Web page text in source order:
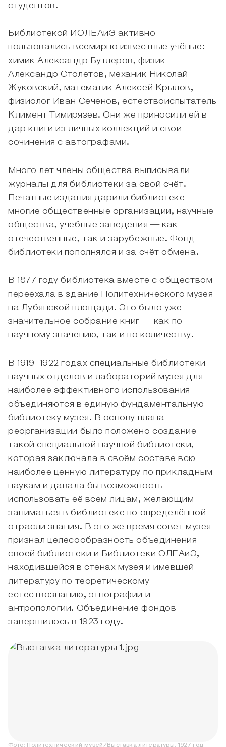
студентов.
Библиотекой ИОЛЕАиЭ активно
пользовались всемирно известные учёные:
химик Александр Бутлеров, физик
Александр Столетов, механик Николай
Жуковский, математик Алексей Крылов,
физиолог Иван Сеченов, естествоиспытатель
Климент Тимирязев. Они же приносили ей в
дар книги из личных коллекций и свои
сочинения с автографами.
Много лет члены общества выписывали
журналы для библиотеки за свой счёт.
Печатные издания дарили библиотеке
многие общественные организации, научные
общества, учебные заведения — как
отечественные, так и зарубежные. Фонд
библиотеки пополнялся и за счёт обмена.
В 1877 году библиотека вместе с обществом
переехала в здание Политехнического музея
на Лубянской площади. Это было уже
значительное собрание книг — как по
научному значению, так и по количеству.
В 1919–1922 годах специальные библиотеки
научных отделов и лабораторий музея для
наиболее эффективного использования
объединяются в единую фундаментальную
библиотеку музея. В основу плана
реорганизации было положено создание
такой специальной научной библиотеки,
которая заключала в своём составе всю
наиболее ценную литературу по прикладным
наукам и давала бы возможность
использовать её всем лицам, желающим
заниматься в библиотеке по определённой
отрасли знания. В это же время совет музея
признал целесообразность объединения
своей библиотеки и Библиотеки ОЛЕАиЭ,
находившейся в стенах музея и имевшей
литературу по теоретическому
естествознанию, этнографии и
антропологии. Объединение фондов
завершилось в 1923 году.
Фото: Политехнический музей /Выставка литературы. 1927 год